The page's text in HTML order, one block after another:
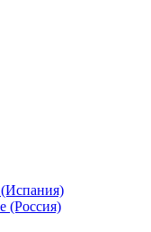
(Россия)